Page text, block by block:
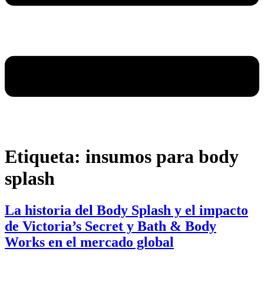
Etiqueta: insumos para body
splash
La historia del Body Splash y el impacto
de Victoria’s Secret y Bath & Body
Works en el mercado global